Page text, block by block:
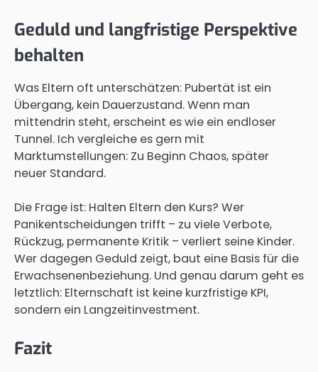
Geduld und langfristige Perspektive
behalten
Was Eltern oft unterschätzen: Pubertät ist ein
Übergang, kein Dauerzustand. Wenn man
mittendrin steht, erscheint es wie ein endloser
Tunnel. Ich vergleiche es gern mit
Marktumstellungen: Zu Beginn Chaos, später
neuer Standard.
Die Frage ist: Halten Eltern den Kurs? Wer
Panikentscheidungen trifft – zu viele Verbote,
Rückzug, permanente Kritik – verliert seine Kinder.
Wer dagegen Geduld zeigt, baut eine Basis für die
Erwachsenenbeziehung. Und genau darum geht es
letztlich: Elternschaft ist keine kurzfristige KPI,
sondern ein Langzeitinvestment.
Fazit